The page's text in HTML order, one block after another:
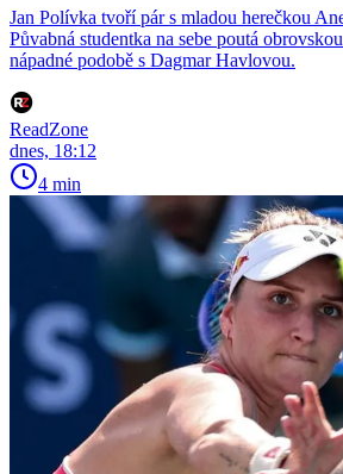
Jan Polívka tvoří pár s mladou herečkou
Půvabná studentka na sebe poutá
nápadné podobě s Dagmar Havlovou.
ReadZone
dnes, 18:12
4 min